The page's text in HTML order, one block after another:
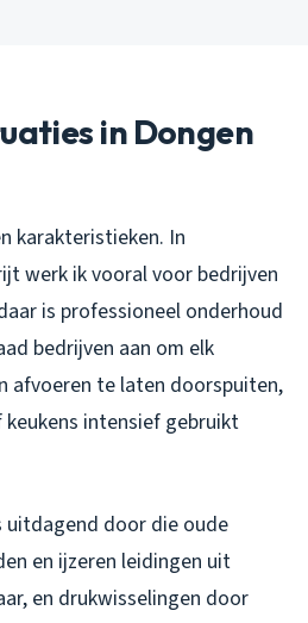
in Dongen
karakteristieken. In
werk ik vooral voor bedrijven
is professioneel onderhoud
bedrijven aan om elk
afvoeren te laten doorspuiten,
keukens intensief gebruikt
uitdagend door die oude
en ijzeren leidingen uit
en drukwisselingen door